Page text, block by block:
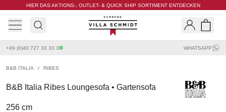
HIER DAS AKTIONS-, OUTLET- & QUICK SHIP SORTIMENT ENTDECKEN
Villa Schmidt
+49 (0)40 727 33 33 3 WHATSAPP
B&B ITALIA / RIBES
B&B Italia Ribes Loungesofa • Gartensofa
256 cm